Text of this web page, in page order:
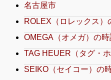
名古屋市
ROLEX（ロレックス）
OMEGA（オメガ）の時
TAG HEUER（タグ・
SEIKO（セイコー）の